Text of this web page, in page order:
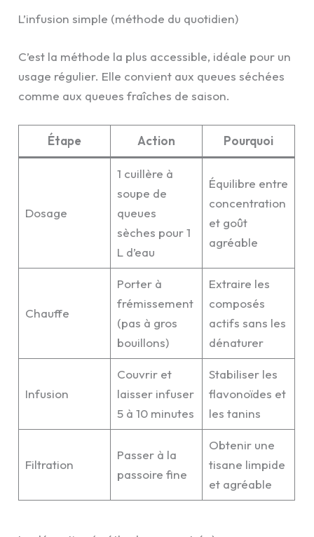
L’infusion simple (méthode du quotidien)
C’est la méthode la plus accessible, idéale pour un
usage régulier. Elle convient aux queues séchées
comme aux queues fraîches de saison.
Étape Action Pourquoi
Dosage
1 cuillère à
soupe de
queues
sèches pour 1
L d’eau
Équilibre entre
concentration
et goût
agréable
Chauffe
Porter à
frémissement
(pas à gros
bouillons)
Extraire les
composés
actifs sans les
dénaturer
Infusion
Couvrir et
laisser infuser
5 à 10 minutes
Stabiliser les
flavonoïdes et
les tanins
Filtration
Passer à la
passoire fine
Obtenir une
tisane limpide
et agréable